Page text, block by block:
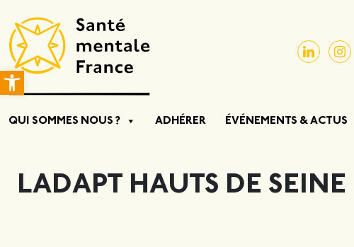
Ouvrir la barre d’outils
QUI SOMMES NOUS ? ADHÉRER ÉVÉNEMENTS & ACTUS
LADAPT HAUTS DE SEINE